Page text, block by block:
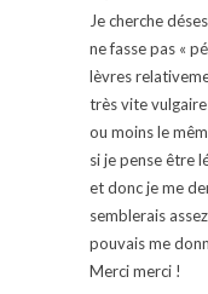
Je cherche
ne fasse pas «
lèvres
très vite
ou moins le
si je pense être
et donc je me
semblerais
pouvais me
Merci merci !